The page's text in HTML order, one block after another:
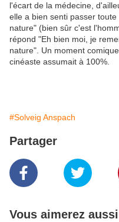
l'écart de la médecine,
elle a bien senti passer
nature" (bien sûr c'est
répond "Eh bien moi, je
nature". Un moment
cinéaste assumait à 100%.
#Solveig Anspach
Partager
Vous aimerez aussi